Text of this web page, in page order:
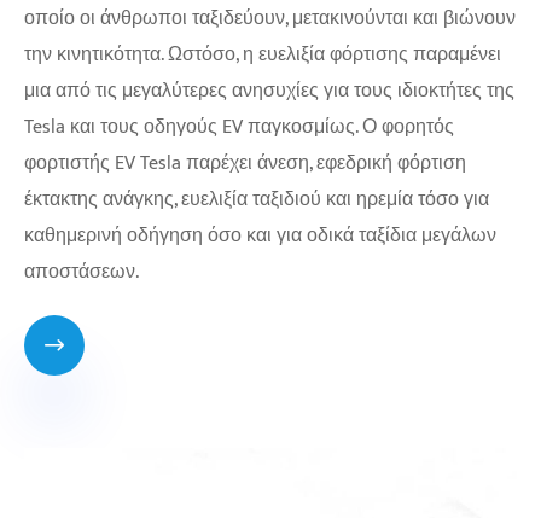
οποίο οι άνθρωποι ταξιδεύουν, μετακινούνται και βιώνουν
την κινητικότητα. Ωστόσο, η ευελιξία φόρτισης παραμένει
μια από τις μεγαλύτερες ανησυχίες για τους ιδιοκτήτες της
Tesla και τους οδηγούς EV παγκοσμίως. Ο φορητός
φορτιστής EV Tesla παρέχει άνεση, εφεδρική φόρτιση
έκτακτης ανάγκης, ευελιξία ταξιδιού και ηρεμία τόσο για
καθημερινή οδήγηση όσο και για οδικά ταξίδια μεγάλων
αποστάσεων.
